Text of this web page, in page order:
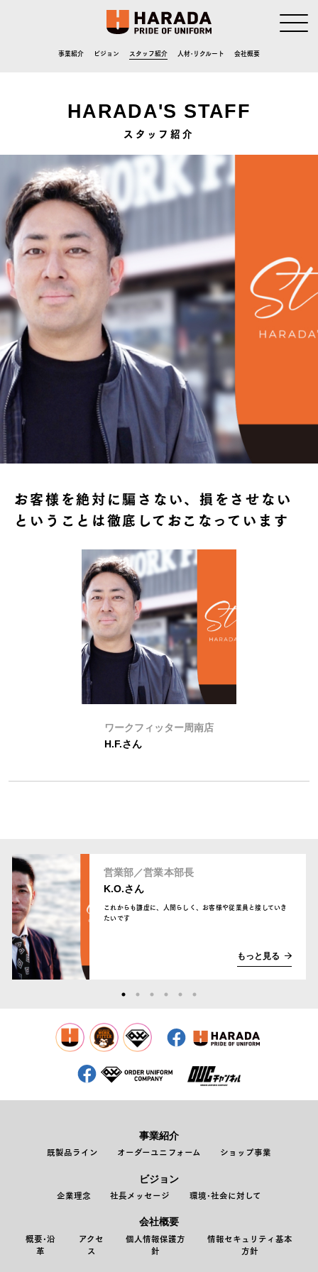
事業紹介 ビジョン スタッフ紹介 人材･リクルート 会社概要
HARADA'S STAFF
スタッフ紹介
お客様を絶対に騙さない、損をさせない
ということは徹底しておこなっています
ワークフィッター周南店
H.F.さん
営業部／営業本部長
K.O.さん
これからも謙虚に、人間らしく、お客様や従業員と接していき
たいです
もっと見る
事業紹介
既製品ライン オーダーユニフォーム ショップ事業
ビジョン
企業理念 社長メッセージ 環境･社会に対して
会社概要
概要･沿
革
アクセ
ス
個人情報保護方
針
情報セキュリティ基本
方針